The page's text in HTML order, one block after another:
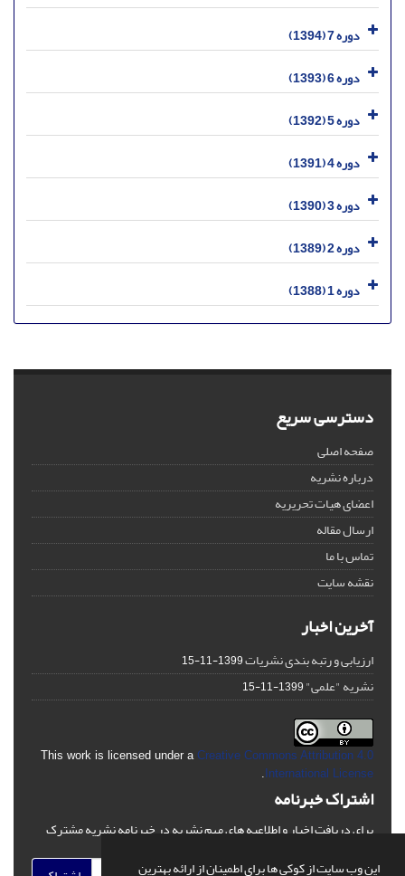
این وب سایت از کوکی ها برای اطمینان از ارائه بهترین
دوره 7 (1394)
دوره 6 (1393)
دوره 5 (1392)
دوره 4 (1391)
دوره 3 (1390)
دوره 2 (1389)
دوره 1 (1388)
دسترسی سریع
صفحه اصلی
درباره نشریه
اعضای هیات تحریریه
ارسال مقاله
تماس با ما
نقشه سایت
آخرین اخبار
ارزیابی و رتبه بندی نشریات1399-11-15
نشریه "علمی"1399-11-15
This work is licensed under a Creative Commons Attribution 4.0
International License
اشتراک خبرنامه
برای دریافت اخبار و اطلاعیه های مهم نشریه در خبرنامه نشریه مشترک